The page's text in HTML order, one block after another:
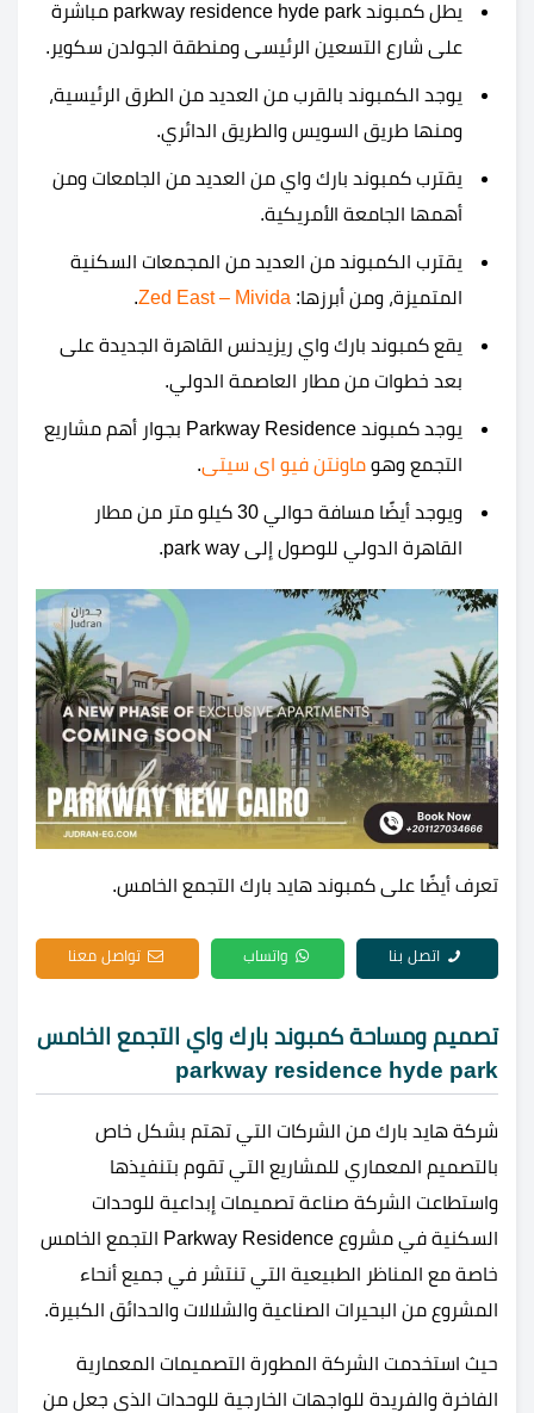
يطل كمبوند parkway residence hyde park مباشرة
على شارع التسعين الرئيسى ومنطقة الجولدن سكوير.
يوجد الكمبوند بالقرب من العديد من الطرق الرئيسية،
ومنها طريق السويس والطريق الدائري.
يقترب كمبوند بارك واي من العديد من الجامعات ومن
أهمها الجامعة الأمريكية.
يقترب الكمبوند من العديد من المجمعات السكنية
المتميزة، ومن أبرزها:
Zed East– Mivida
.
يقع كمبوند بارك واي ريزيدنس القاهرة الجديدة على
بعد خطوات من مطار العاصمة الدولي.
يوجد كمبوند Parkway Residence بجوار أهم مشاريع
التجمع وهو ماونتن فيو اى سيتى.
ويوجد أيضًا مسافة حوالي 30 كيلو متر من مطار
القاهرة الدولي للوصول إلى park way.
تعرف أيضًا على كمبوند هايد بارك التجمع الخامس.
اتصل بنا واتساب تواصل معنا
تصميم ومساحة كمبوند بارك واي التجمع الخامس
parkway residence hyde park
شركة هايد بارك من الشركات التي تهتم بشكل خاص
بالتصميم المعماري للمشاريع التي تقوم بتنفيذها
واستطاعت الشركة صناعة تصميمات إبداعية للوحدات
السكنية في مشروع Parkway Residence التجمع الخامس
خاصة مع المناظر الطبيعية التي تنتشر في جميع أنحاء
المشروع من البحيرات الصناعية والشلالات والحدائق الكبيرة.
حيث استخدمت الشركة المطورة التصميمات المعمارية
الفاخرة والفريدة للواجهات الخارجية للوحدات الذي جعل من